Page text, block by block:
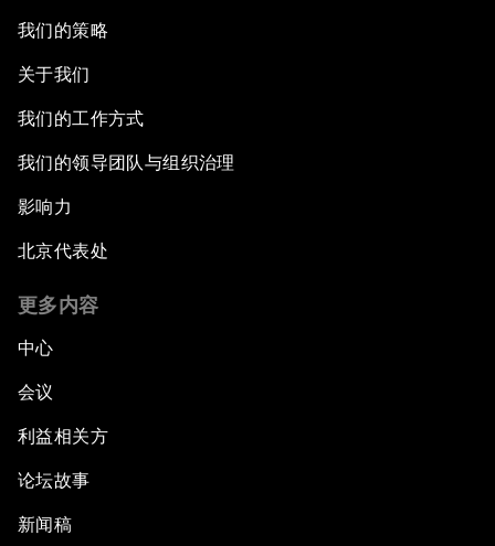
我们的策略
关于我们
我们的工作方式
我们的领导团队与组织治理
影响力
北京代表处
更多内容
中心
会议
利益相关方
论坛故事
新闻稿